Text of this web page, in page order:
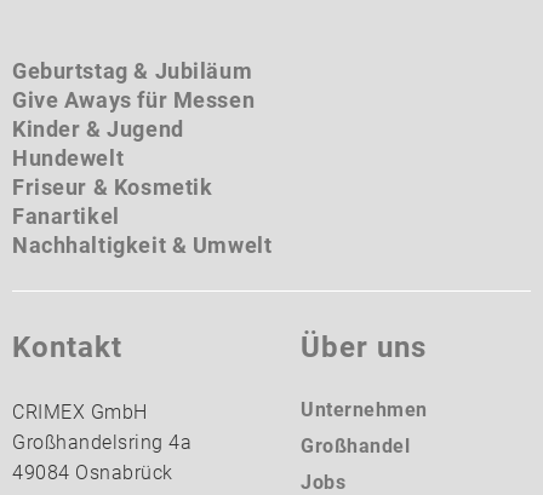
Geburtstag & Jubiläum
Give Aways für Messen
Kinder & Jugend
Hundewelt
Friseur & Kosmetik
Fanartikel
Nachhaltigkeit & Umwelt
Kontakt
CRIMEX GmbH
Großhandelsring 4a
49084 Osnabrück
Über uns
Unternehmen
Großhandel
Jobs